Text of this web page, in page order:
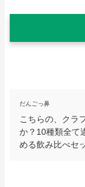
だんごっ鼻
こちらの、クラ
か？10種類全て
める飲み比べセ